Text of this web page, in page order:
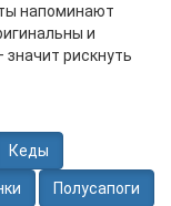
напоминают
и
рискнуть
Кеды
Полусапоги